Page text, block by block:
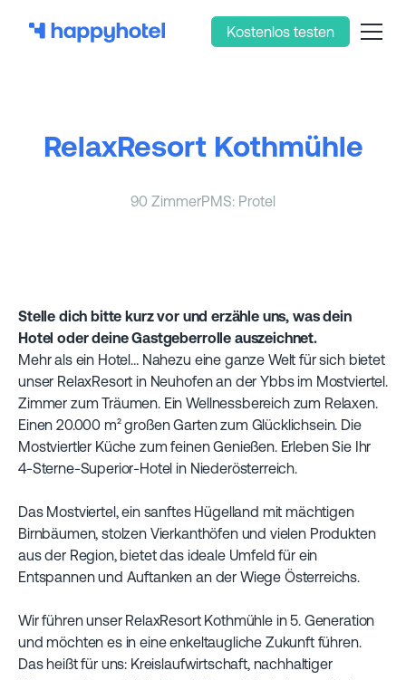
Kostenlos testen
RelaxResort Kothmühle
90 ZimmerPMS: Protel
Stelle dich bitte kurz vor und erzähle uns, was dein
Hotel oder deine Gastgeberrolle auszeichnet.
Mehr als ein Hotel… Nahezu eine ganze Welt für sich bietet
unser RelaxResort in Neuhofen an der Ybbs im Mostviertel.
Zimmer zum Träumen. Ein Wellnessbereich zum Relaxen.
Einen 20.000 m² großen Garten zum Glücklichsein. Die
Mostviertler Küche zum feinen Genießen. Erleben Sie Ihr
4-Sterne-Superior-Hotel in Niederösterreich.
Das Mostviertel, ein sanftes Hügelland mit mächtigen
Birnbäumen, stolzen Vierkanthöfen und vielen Produkten
aus der Region, bietet das ideale Umfeld für ein
Entspannen und Auftanken an der Wiege Österreichs.
Wir führen unser RelaxResort Kothmühle in 5. Generation
und möchten es in eine enkeltaugliche Zukunft führen.
Das heißt für uns: Kreislaufwirtschaft, nachhaltiger